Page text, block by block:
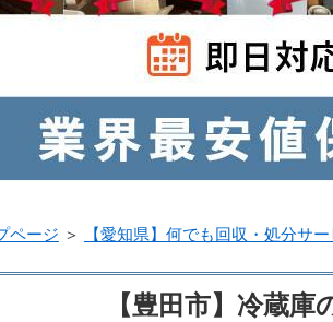
ページ ＞ 【愛知県】何でも回収・処分サー
【豊田市】冷蔵